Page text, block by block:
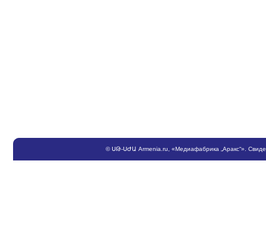
©ՍԹ-ՍԺԱ Armenia.ru , «Медиафабрика „Аракс“».